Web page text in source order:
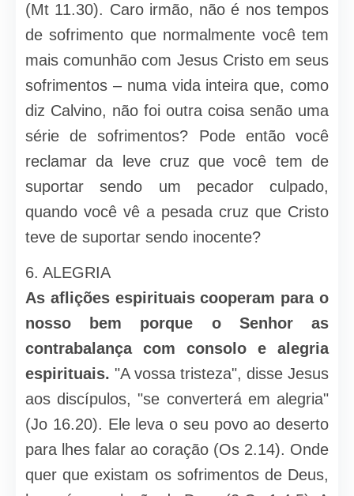
(Mt 11.30). Caro irmão, não é nos tempos
de sofrimento que normalmente você tem
mais comunhão com Jesus Cristo em seus
sofrimentos – numa vida inteira que, como
diz Calvino, não foi outra coisa senão uma
série de sofrimentos? Pode então você
reclamar da leve cruz que você tem de
suportar sendo um pecador culpado,
quando você vê a pesada cruz que Cristo
teve de suportar sendo inocente?
6. ALEGRIA
As aflições espirituais cooperam para o
nosso bem porque o Senhor as
contrabalança com consolo e alegria
espirituais. "A vossa tristeza", disse Jesus
aos discípulos, "se converterá em alegria"
(Jo 16.20). Ele leva o seu povo ao deserto
para lhes falar ao coração (Os 2.14). Onde
quer que existam os sofrimentos de Deus,